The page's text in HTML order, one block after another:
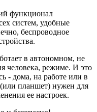
функционал
систем, удобные
беспроводное
в автономном, не
человека, режиме. И это
- дома, на работе или в
планшет) нужен для
ее настроек.